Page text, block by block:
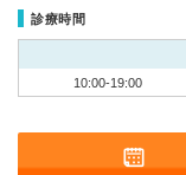
診療時間
10:00-19:00